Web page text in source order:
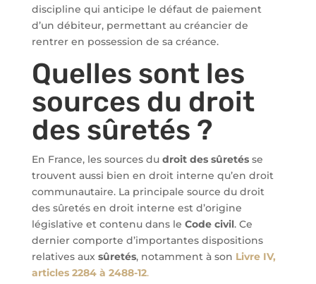
discipline qui anticipe le défaut de paiement
d’un débiteur, permettant au créancier de
rentrer en possession de sa créance.
Quelles sont les
sources du droit
des sûretés ?
En France, les sources du droit des sûretésse
trouvent aussi bien en droit interne qu’en droit
communautaire. La principale source du droit
des sûretés en droit interne est d’origine
législative et contenu dans le Code civil. Ce
dernier comporte d’importantes dispositions
relatives aux sûretés, notamment à son Livre IV,
articles 2284 à 2488-12.